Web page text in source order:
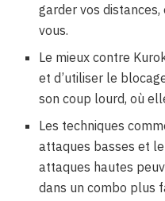
garder vos
vous.
Le mieux contre
et d’utiliser le
son coup lourd, où
Les techniques
attaques basses et
attaques hautes
dans un combo plus